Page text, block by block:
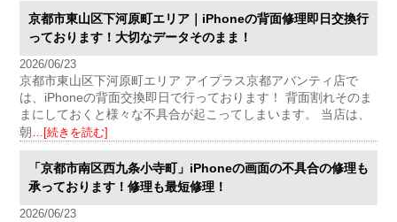
京都市東山区下河原町エリア｜iPhoneの背面修理即日交換行
っております！大切なデータそのまま！
2026/06/23
京都市東山区下河原町エリア アイプラス京都アバンティ店で
は、iPhoneの背面交換即日で行っております！ 背面割れそのま
まにしておくと様々な不具合が起こってしまいます。 当店は、
朝…[続きを読む]
「京都市南区西九条小寺町」iPhoneの画面の不具合の修理も
承っております！修理も最短修理！
2026/06/23